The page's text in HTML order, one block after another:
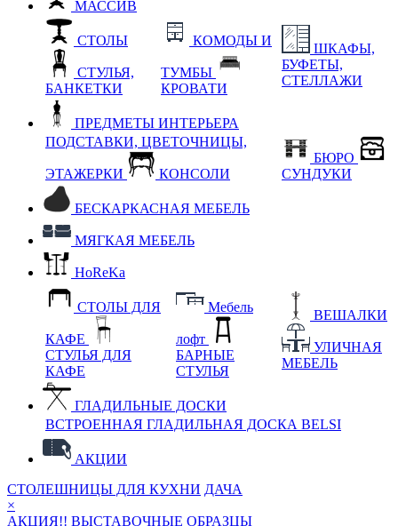
МАССИВ
СТОЛЫ
СТУЛЬЯ,
БАНКЕТКИ
КОМОДЫ И
ТУМБЫ
КРОВАТИ
ШКАФЫ,
БУФЕТЫ,
СТЕЛЛАЖИ
ПРЕДМЕТЫ ИНТЕРЬЕРА
ПОДСТАВКИ, ЦВЕТОЧНИЦЫ,
ЭТАЖЕРКИ КОНСОЛИ
БЮРО
СУНДУКИ
БЕСКАРКАСНАЯ МЕБЕЛЬ
МЯГКАЯ МЕБЕЛЬ
HoReKa
СТОЛЫ ДЛЯ
КАФЕ
СТУЛЬЯ ДЛЯ
КАФЕ
Мебель
лофт
БАРНЫЕ
СТУЛЬЯ
ВЕШАЛКИ
УЛИЧНАЯ
МЕБЕЛЬ
ГЛАДИЛЬНЫЕ ДОСКИ
ВСТРОЕННАЯ ГЛАДИЛЬНАЯ ДОСКА BELSI
АКЦИИ
СТОЛЕШНИЦЫ ДЛЯ КУХНИ ДАЧА
×
АКЦИЯ!! ВЫСТАВОЧНЫЕ ОБРАЗЦЫ